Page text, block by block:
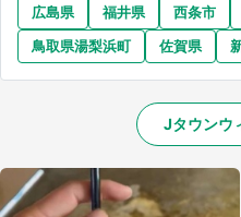
広島県 福井県 西条市
鳥取県湯梨浜町
佐賀県
Jタウンウ